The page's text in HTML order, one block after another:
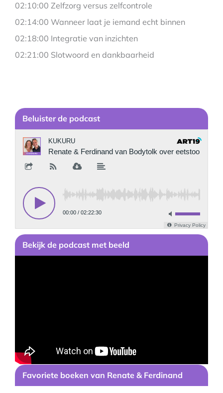
02:10:00 Zelfzorg versus zelfcontrole
02:14:00 Wanneer laat je iemand echt binnen
02:18:00 Integratie van inzichten
02:21:00 Slotwoord en dankbaarheid
Beluister de podcast
Bekijk de podcast met beeld
Favoriete boeken van Renate & Ferdinand